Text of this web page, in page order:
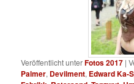
Veröffentlicht unterFotos 2017 |
Palmer, Devilment, Edward Ka-